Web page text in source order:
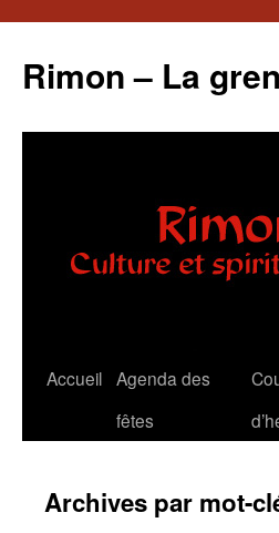
contenu
Rimon – La
Accueil Agenda des
fêtes
Archives par mot-